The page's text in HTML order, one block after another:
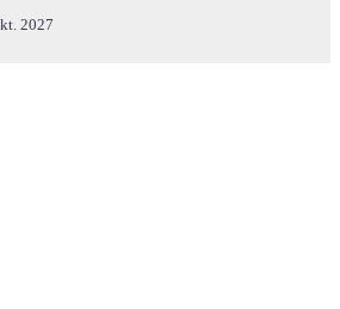
2027